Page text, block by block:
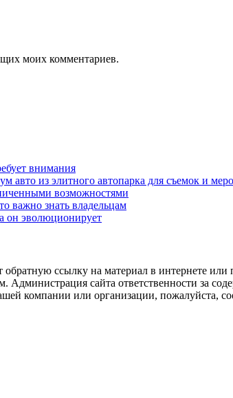
моих комментариев.
внимания
авто из элитного автопарка для съемок и
возможностями
важно знать владельцам
он эволюционирует
ссылку на материал в интернете или
сайта ответственности за
компании или организации, пожалуйста,